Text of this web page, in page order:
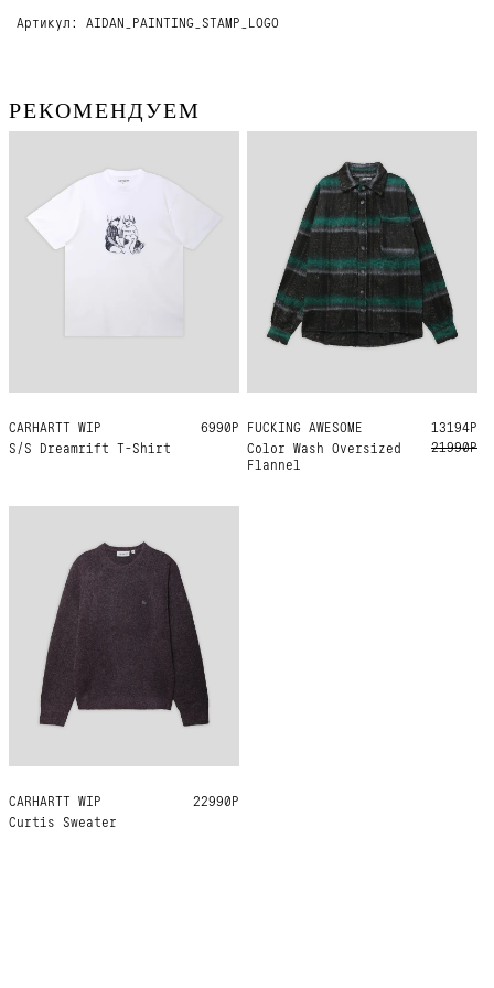
Артикул: AIDAN_PAINTING_STAMP_LOGO
РЕКОМЕНДУЕМ
CARHARTT WIP
S/S Dreamrift T-Shirt
S M L XL 6990Р FUCKING AWESOME
Color Wash Oversized
Flannel
L
13194Р
21990Р
CARHARTT WIP
Curtis Sweater
M L XL 22990Р